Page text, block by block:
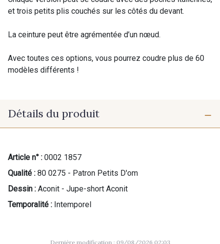
et trois petits plis couchés sur les côtés du devant.
La ceinture peut être agrémentée d’un nœud.
Avec toutes ces options, vous pourrez coudre plus de 60
modèles différents !
Détails du produit
Article n° : 0002 1857
Qualité : 80 0275 - Patron Petits D'om
Dessin : Aconit - Jupe-short Aconit
Temporalité : Intemporel
Dernière modification : 09/08/2026 02:03